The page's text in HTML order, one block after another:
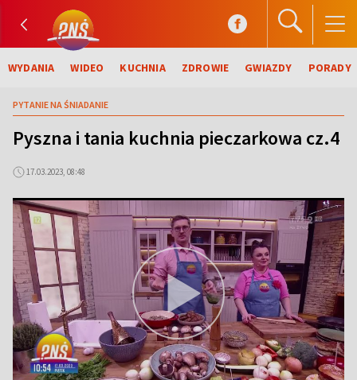
WYDANIA WIDEO KUCHNIA ZDROWIE GWIAZDY PORADY
PYTANIE NA ŚNIADANIE
Pyszna i tania kuchnia pieczarkowa cz.4
17.03.2023, 08:48